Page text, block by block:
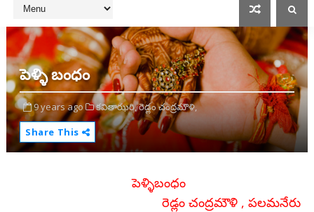
పెళ్ళి బంధం
9 years ago కవితాఝరి,రెడ్లం చంద్రమౌళి,
Share This
పెళ్ళిబంధం
రెడ్లం చంద్రమౌళి ,పలమనేరు